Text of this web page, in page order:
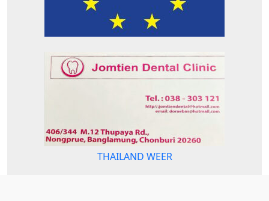
THAILAND WEER